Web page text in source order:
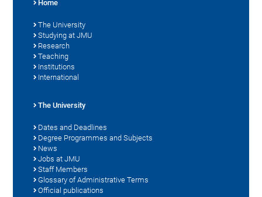
Home
The University
Studying at JMU
Research
Teaching
Institutions
International
The University
Dates and Deadlines
Degree Programmes and Subjects
News
Jobs at JMU
Staff Members
Glossary of Administrative Terms
Official publications